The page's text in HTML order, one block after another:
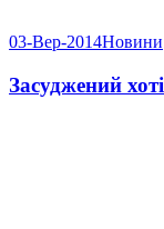
03-Вер-2014Новини
Засуджений